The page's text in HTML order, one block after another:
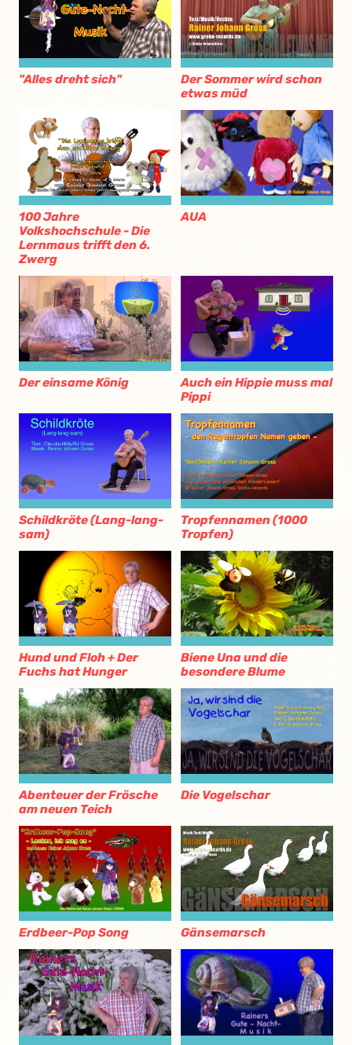
"Alles dreht sich"
Der Sommer wird schon
etwas müd
100 Jahre
Volkshochschule - Die
Lernmaus trifft den 6.
Zwerg
AUA
Der einsame König
Auch ein Hippie muss mal
Pippi
Schildkröte (Lang-lang-
sam)
Tropfennamen (1000
Tropfen)
Hund und Floh + Der
Fuchs hat Hunger
Biene Una und die
besondere Blume
Abenteuer der Frösche
am neuen Teich
Die Vogelschar
Erdbeer-Pop Song Gänsemarsch